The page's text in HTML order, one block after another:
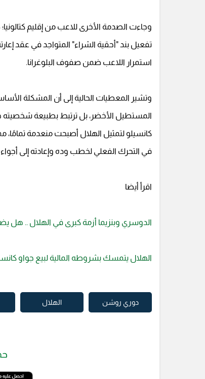
وجاءت الصدمة الأخرى للاعب من إقليم كتالونيا؛
استمرار اللاعب ضمن صفوف البلوغرانا.
وتشير المعطيات الحالية إلى أن المشكلة
المستطيل الأخضر، بل ترتبط بطبيعة شخصيته
كانسيلو لتمثيل الهلال أصبحت منعدمة تمامًا،
في التحرك الفعلي لخطب وده وإعادته إلى أجواء
اقرأ أيضا
الدوسري وبنزيما أزمة كبرى في الهلال .. هل
الهلال يتمسك بشروطه المالية لبيع جواو
دوري روشن الهلال